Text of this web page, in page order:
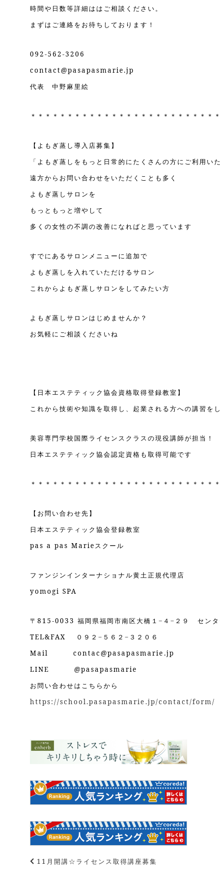
時間や日数等詳細ははご相談ください。
まずはご連絡をお待ちしております！
092-562-3206
contact@pasapasmarie.jp
代表 中野麻里絵
＊＊＊＊＊＊＊＊＊＊＊＊＊＊＊＊＊＊＊＊＊＊＊＊＊
【よもぎ蒸し導入店募集】
「よもぎ蒸しをもっと日常的にたくさんの方にご利用い
遠方からお問い合わせをいただくことも多く
よもぎ蒸しサロンを
もっともっと増やして
多くの女性の不調の改善になればと思っています
すでにあるサロンメニューに追加で
よもぎ蒸しを入れていただけるサロン
これからよもぎ蒸しサロンをしてみたい方
よもぎ蒸しサロンはじめませんか？
お気軽にご相談くださいね
【日本エステティック協会資格取得登録教室】
これから技術や知識を取得し、起業される方への講習を
美容専門学校国際ライセンスクラスの現役講師が担当！
日本エステティック協会認定資格も取得可能です
＊＊＊＊＊＊＊＊＊＊＊＊＊＊＊＊＊＊＊＊＊＊＊＊＊
【お問い合わせ先】
日本エステティック協会登録教室
pas a pas Marieスクール
ファンジンインターナショナル黄土正規代理店
yomogi SPA
〒815-0033 福岡県福岡市南区大橋１−４−２９ センタ
TEL&FAX ０９２−５６２−３２０６
Mail contac@pasapasmarie.jp
LINE @pasapasmarie
お問い合わせはこちらから
https://school.pasapasmarie.jp/contact/form/
11月開講☆ライセンス取得講座募集